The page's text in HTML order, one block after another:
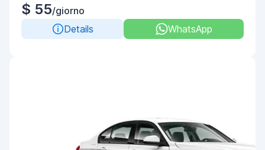
$ 55/giorno
Details
WhatsApp